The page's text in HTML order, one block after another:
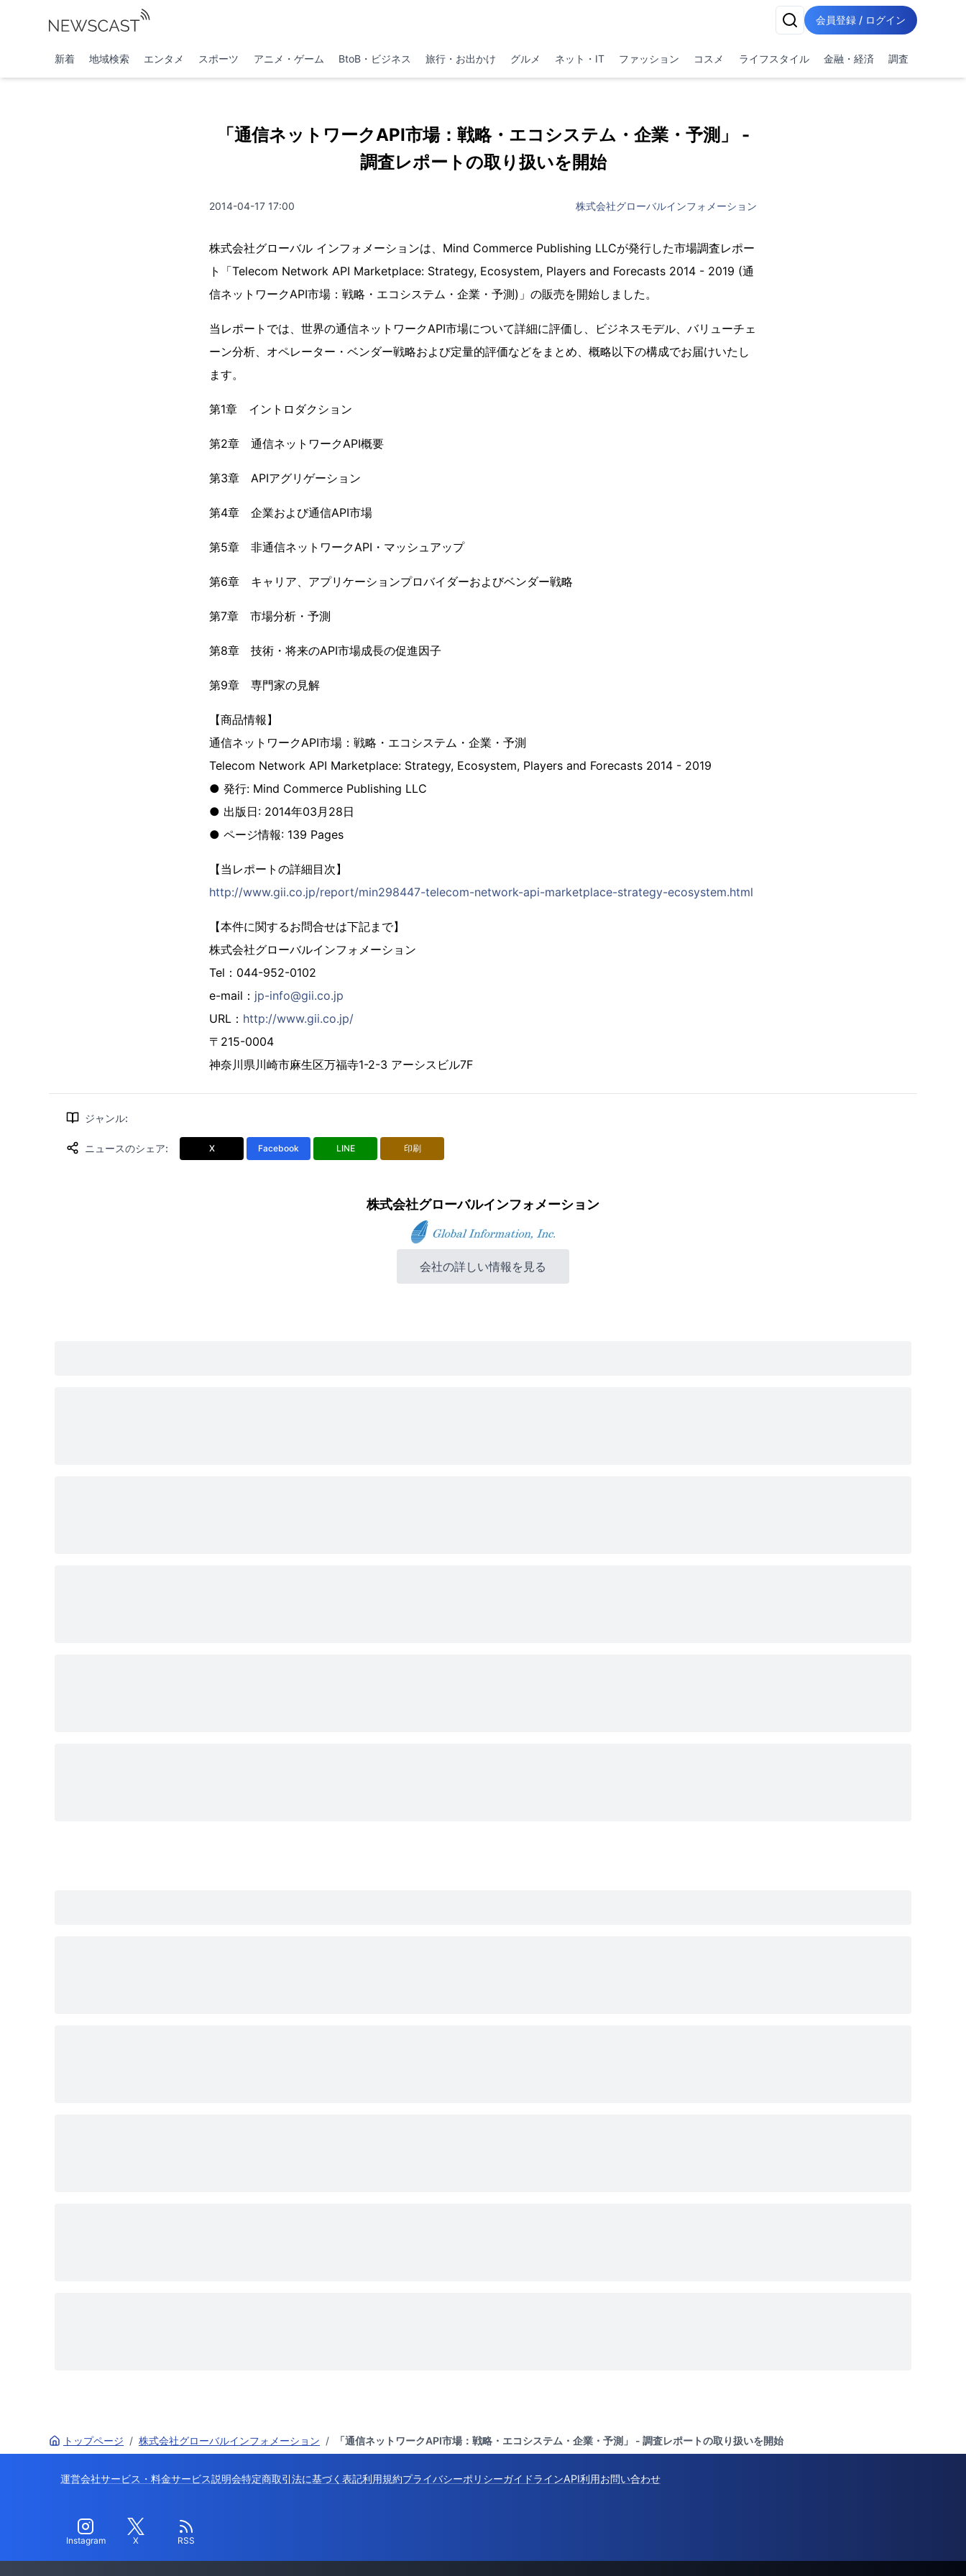
会員登録 / ログイン
新着 地域検索 エンタメ スポーツ アニメ・ゲーム BtoB・ビジネス 旅行・お出かけ グルメ ネット・IT ファッション コスメ ライフスタイル 金融・経済 調査
「通信ネットワークAPI市場：戦略・エコシステム・企業・予測」 -
調査レポートの取り扱いを開始
2014-04-17 17:00 株式会社グローバルインフォメーション
株式会社グローバル インフォメーションは、Mind Commerce Publishing LLCが発行した市場調査レポー
ト「Telecom Network API Marketplace: Strategy, Ecosystem, Players and Forecasts 2014 - 2019 (通
信ネットワークAPI市場：戦略・エコシステム・企業・予測)」の販売を開始しました。
当レポートでは、世界の通信ネットワークAPI市場について詳細に評価し、ビジネスモデル、バリューチェ
ーン分析、オペレーター・ベンダー戦略および定量的評価などをまとめ、概略以下の構成でお届けいたし
ます。
第1章 イントロダクション
第2章 通信ネットワークAPI概要
第3章 APIアグリゲーション
第4章 企業および通信API市場
第5章 非通信ネットワークAPI・マッシュアップ
第6章 キャリア、アプリケーションプロバイダーおよびベンダー戦略
第7章 市場分析・予測
第8章 技術・将来のAPI市場成長の促進因子
第9章 専門家の見解
【商品情報】
通信ネットワークAPI市場：戦略・エコシステム・企業・予測
Telecom Network API Marketplace: Strategy, Ecosystem, Players and Forecasts 2014 - 2019
● 発行: Mind Commerce Publishing LLC
● 出版日: 2014年03月28日
● ページ情報: 139 Pages
【当レポートの詳細目次】
http://www.gii.co.jp/report/min298447-telecom-network-api-marketplace-strategy-ecosystem.html
【本件に関するお問合せは下記まで】
株式会社グローバルインフォメーション
Tel：044-952-0102
e-mail： jp-info@gii.co.jp
URL： http://www.gii.co.jp/
〒215-0004
神奈川県川崎市麻生区万福寺1-2-3 アーシスビル7F
ジャンル:
ニュースのシェア: X Facebook LINE 印刷
株式会社グローバルインフォメーション
会社の詳しい情報を見る
トップページ / 株式会社グローバルインフォメーション / 「通信ネットワークAPI市場：戦略・エコシステム・企業・予測」 - 調査レポートの取り扱いを開始
運営会社サービス・料金サービス説明会特定商取引法に基づく表記利用規約プライバシーポリシーガイドラインAPI利用お問い合わせ
Instagram X RSS